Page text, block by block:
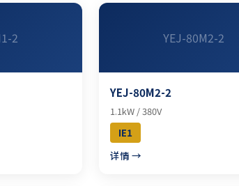
2 YEJ-80M2-2
YEJ-80M2-2
1.1kW / 380V
IE1
详情 →